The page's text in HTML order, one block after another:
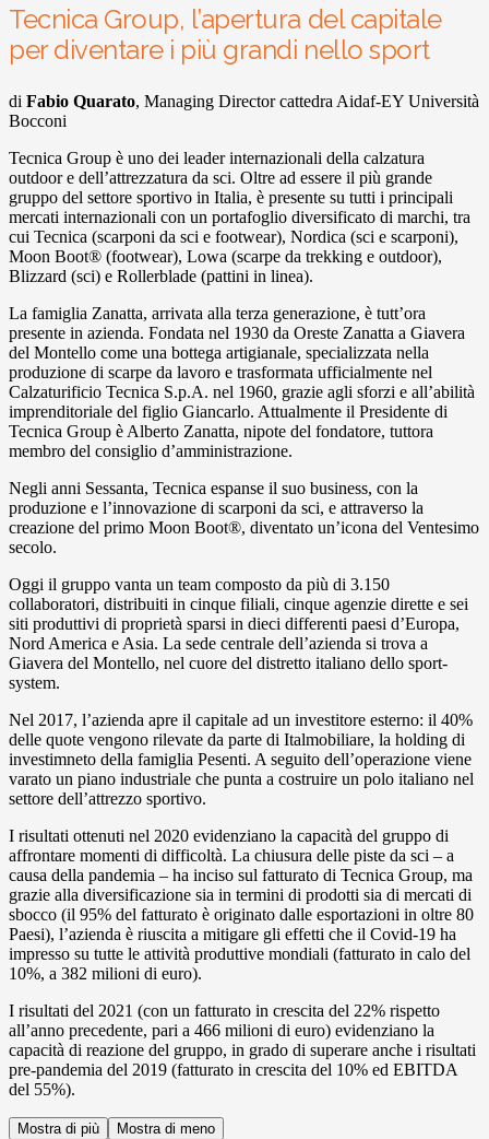
Tecnica Group, l’apertura del capitale
per diventare i più grandi nello sport
di Fabio Quarato, Managing Director cattedra Aidaf-EY Università
Bocconi
Tecnica Group è uno dei leader internazionali della calzatura
outdoor e dell’attrezzatura da sci. Oltre ad essere il più grande
gruppo del settore sportivo in Italia, è presente su tutti i principali
mercati internazionali con un portafoglio diversificato di marchi, tra
cui Tecnica (scarponi da sci e footwear), Nordica (sci e scarponi),
Moon Boot® (footwear), Lowa (scarpe da trekking e outdoor),
Blizzard (sci) e Rollerblade (pattini in linea).
La famiglia Zanatta, arrivata alla terza generazione, è tutt’ora
presente in azienda. Fondata nel 1930 da Oreste Zanatta a Giavera
del Montello come una bottega artigianale, specializzata nella
produzione di scarpe da lavoro e trasformata ufficialmente nel
Calzaturificio Tecnica S.p.A. nel 1960, grazie agli sforzi e all’abilità
imprenditoriale del figlio Giancarlo. Attualmente il Presidente di
Tecnica Group è Alberto Zanatta, nipote del fondatore, tuttora
membro del consiglio d’amministrazione.
Negli anni Sessanta, Tecnica espanse il suo business, con la
produzione e l’innovazione di scarponi da sci, e attraverso la
creazione del primo Moon Boot®, diventato un’icona del Ventesimo
secolo.
Oggi il gruppo vanta un team composto da più di 3.150
collaboratori, distribuiti in cinque filiali, cinque agenzie dirette e sei
siti produttivi di proprietà sparsi in dieci differenti paesi d’Europa,
Nord America e Asia. La sede centrale dell’azienda si trova a
Giavera del Montello, nel cuore del distretto italiano dello sport-
system.
Nel 2017, l’azienda apre il capitale ad un investitore esterno: il 40%
delle quote vengono rilevate da parte di Italmobiliare, la holding di
investimneto della famiglia Pesenti. A seguito dell’operazione viene
varato un piano industriale che punta a costruire un polo italiano nel
settore dell’attrezzo sportivo.
I risultati ottenuti nel 2020 evidenziano la capacità del gruppo di
affrontare momenti di difficoltà. La chiusura delle piste da sci – a
causa della pandemia – ha inciso sul fatturato di Tecnica Group, ma
grazie alla diversificazione sia in termini di prodotti sia di mercati di
sbocco (il 95% del fatturato è originato dalle esportazioni in oltre 80
Paesi), l’azienda è riuscita a mitigare gli effetti che il Covid-19 ha
impresso su tutte le attività produttive mondiali (fatturato in calo del
10%, a 382 milioni di euro).
I risultati del 2021 (con un fatturato in crescita del 22% rispetto
all’anno precedente, pari a 466 milioni di euro) evidenziano la
capacità di reazione del gruppo, in grado di superare anche i risultati
pre-pandemia del 2019 (fatturato in crescita del 10% ed EBITDA
del 55%).
Mostra di più Mostra di meno